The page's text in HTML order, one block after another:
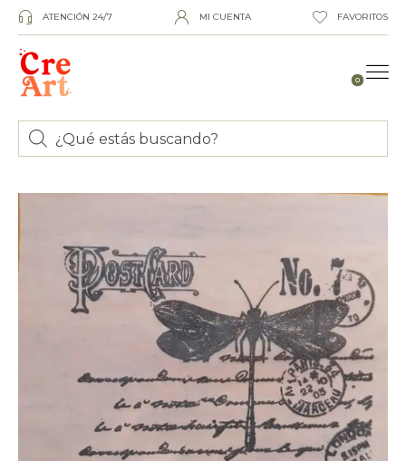
ATENCIÓN 24/7 MI CUENTA FAVORITOS
0